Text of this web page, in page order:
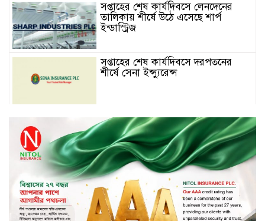
সপ্তাহের শেষ কার্যদিবসে লেনদেনের
তালিকায় শীর্ষে উঠে এসেছে শার্প
ইন্ডাস্ট্রিজ
সপ্তাহের শেষ কার্যদিবসে দরপতনের
শীর্ষে সেনা ইন্স্যুরেন্স
সপ্তাহের শেষ কার্যদিবসে দরবৃদ্ধির শীর্ষে
নিটল ইন্স্যুরেন্স
সিলেটের ওসমানীনগরে দুই বাসের
মুখোমুখি সংঘর্ষে ৮ জন নিহত